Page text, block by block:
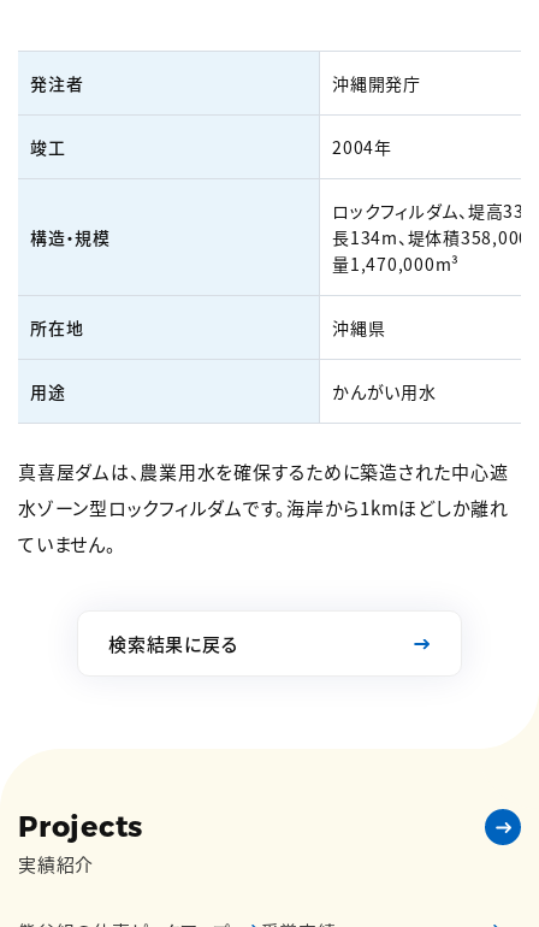
発注者 沖縄開発庁
竣工 2004年
構造・規模
ロックフィルダム、堤高
長134m、堤体積
量1,470,000m³
所在地 沖縄県
用途 かんがい用水
真喜屋ダムは、農業用水を確保するために築造された中心遮
水ゾーン型ロックフィルダムです。海岸から1kmほどしか離れ
ていません。
検索結果に戻る
Projects
実績紹介